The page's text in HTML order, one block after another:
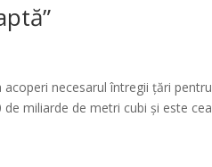
necesarul întregii țări pentru
miliarde de metri cubi și este cea